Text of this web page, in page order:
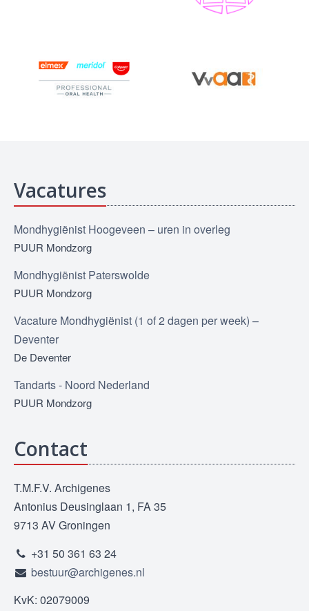
Vacatures
Mondhygiënist Hoogeveen – uren in overleg
PUUR Mondzorg
Mondhygiënist Paterswolde
PUUR Mondzorg
Vacature Mondhygiënist (1 of 2 dagen per week) –
Deventer
De Deventer
Tandarts - Noord Nederland
PUUR Mondzorg
Contact
T.M.F.V. Archigenes
Antonius Deusinglaan 1, FA 35
9713 AV Groningen
+31 50 361 63 24
bestuur@archigenes.nl
KvK: 02079009